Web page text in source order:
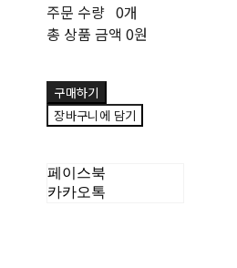
주문 수량 0개
총 상품 금액 0원
구매하기
장바구니에 담기
페이스북
카카오톡